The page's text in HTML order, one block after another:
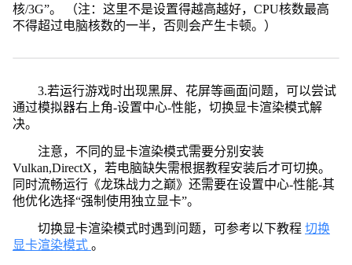
核/3G”。 （注：这里不是设置得越高越好，CPU核数最高
不得超过电脑核数的一半，否则会产生卡顿。）
3.若运行游戏时出现黑屏、花屏等画面问题，可以尝试
通过模拟器右上角-设置中心-性能，切换显卡渲染模式解
决。
注意，不同的显卡渲染模式需要分别安装
Vulkan,DirectX，若电脑缺失需根据教程安装后才可切换。
同时流畅运行《龙珠战力之巅》还需要在设置中心-性能-其
他优化选择“强制使用独立显卡”。
切换显卡渲染模式时遇到问题，可参考以下教程 切换
显卡渲染模式 。